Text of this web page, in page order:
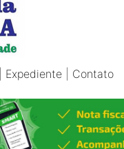
Expediente Contato